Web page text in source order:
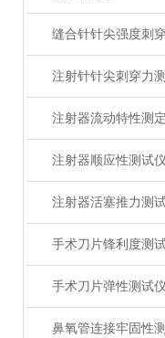
缝合针针尖强度刺
注射针针尖刺穿力
注射器流动特性测
注射器顺应性测试仪
注射器活塞推力测
手术刀片锋利度测
手术刀片弹性测试仪
鼻氧管连接牢固性